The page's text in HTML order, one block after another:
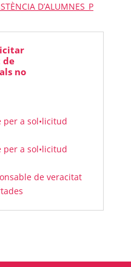
D’ALUMNES_P
de
no
per a sol•licitud
per a sol•licitud
de veracitat